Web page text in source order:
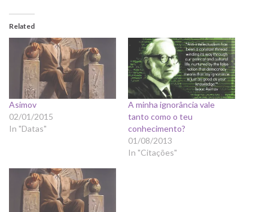
Related
Asimov
02/01/2015
In "Datas"
A minha ignorância vale
tanto como o teu
conhecimento?
01/08/2013
In "Citações"